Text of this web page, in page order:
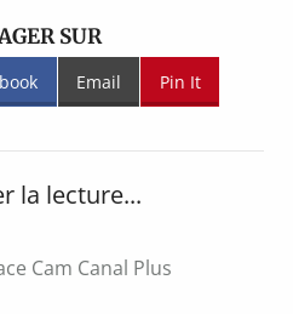
SUR
Email Pin It
la lecture...
Cam Canal Plus